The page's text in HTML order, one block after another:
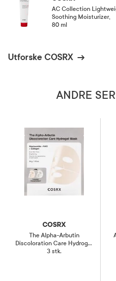
AC Collection
Soothing Moisturizer
80 ml
Utforske COSRX
ANDRE
COSRX
The Alpha-Arbutin
Discoloration Care Hydrogel
Mask,
3 stk.